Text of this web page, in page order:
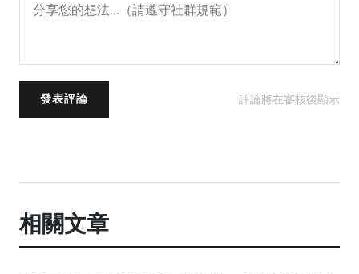
發表評論 評論將在審核後顯示
相關文章